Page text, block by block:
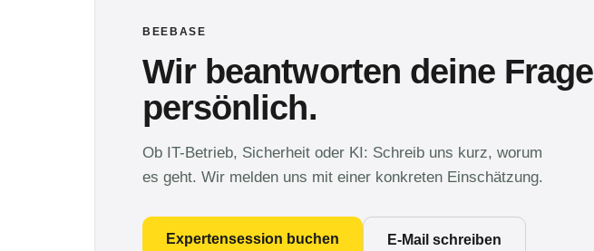
BEEBASE
Wir beantworten deine Frage
persönlich.
Ob IT-Betrieb, Sicherheit oder KI: Schreib uns kurz, worum
es geht. Wir melden uns mit einer konkreten Einschätzung.
Expertensession buchen E-Mail schreiben